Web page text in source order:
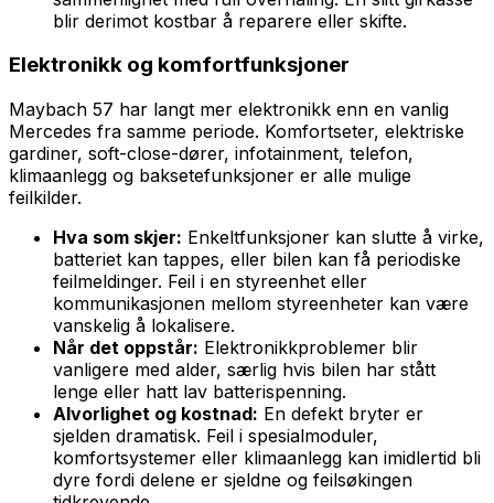
blir derimot kostbar å reparere eller skifte.
Elektronikk og komfortfunksjoner
Maybach 57 har langt mer elektronikk enn en vanlig
Mercedes fra samme periode. Komfortseter, elektriske
gardiner, soft-close-dører, infotainment, telefon,
klimaanlegg og baksetefunksjoner er alle mulige
feilkilder.
Hva som skjer: Enkeltfunksjoner kan slutte å virke,
batteriet kan tappes, eller bilen kan få periodiske
feilmeldinger. Feil i en styreenhet eller
kommunikasjonen mellom styreenheter kan være
vanskelig å lokalisere.
Når det oppstår: Elektronikkproblemer blir
vanligere med alder, særlig hvis bilen har stått
lenge eller hatt lav batterispenning.
Alvorlighet og kostnad: En defekt bryter er
sjelden dramatisk. Feil i spesialmoduler,
komfortsystemer eller klimaanlegg kan imidlertid bli
dyre fordi delene er sjeldne og feilsøkingen